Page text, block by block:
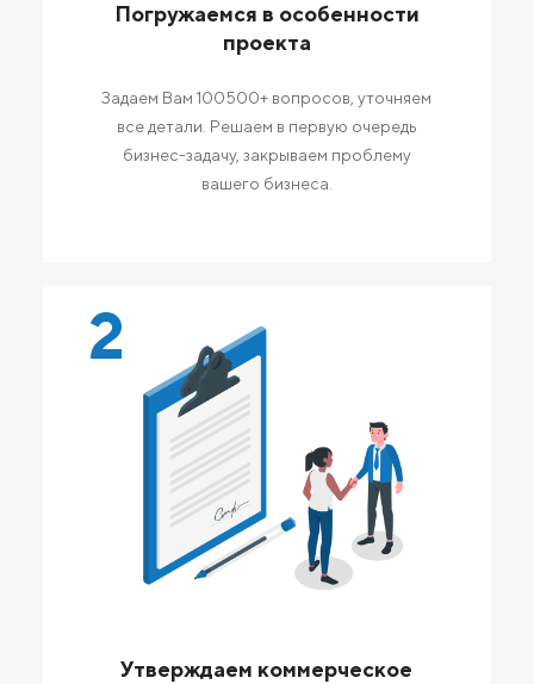
Погружаемся в особенности
проекта
Задаем Вам 100500+ вопросов, уточняем
все детали. Решаем в первую очередь
бизнес-задачу, закрываем проблему
вашего бизнеса.
2
Утверждаем коммерческое